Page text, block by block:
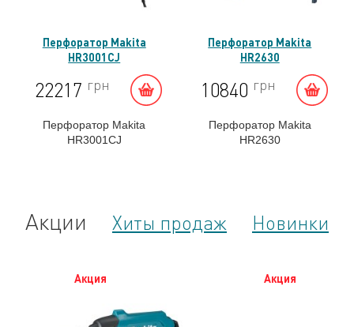
Перфоратор Makita
HR3001CJ
22217 грн
Перфоратор Makita
HR3001CJ
Перфоратор Makita
HR2630
10840 грн
Перфоратор Makita
HR2630
Акции Хиты продаж Новинки
Акция Акция